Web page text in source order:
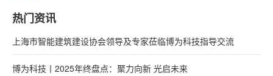
热门资讯
上海市智能建筑建设协会领导及专家莅临博为科技指导交流
博为科技丨2025年终盘点：聚力向新 光启未来